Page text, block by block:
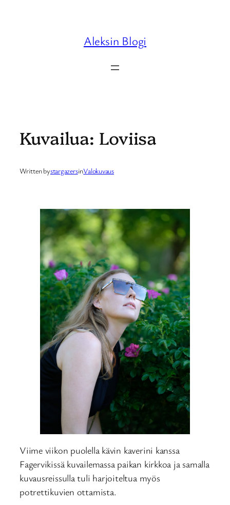
Aleksin Blogi
Kuvailua: Loviisa
Written bystargazersinValokuvaus
Viime viikon puolella kävin kaverini kanssa
Fagervikissä kuvailemassa paikan kirkkoa ja samalla
kuvausreissulla tuli harjoiteltua myös
potrettikuvien ottamista.